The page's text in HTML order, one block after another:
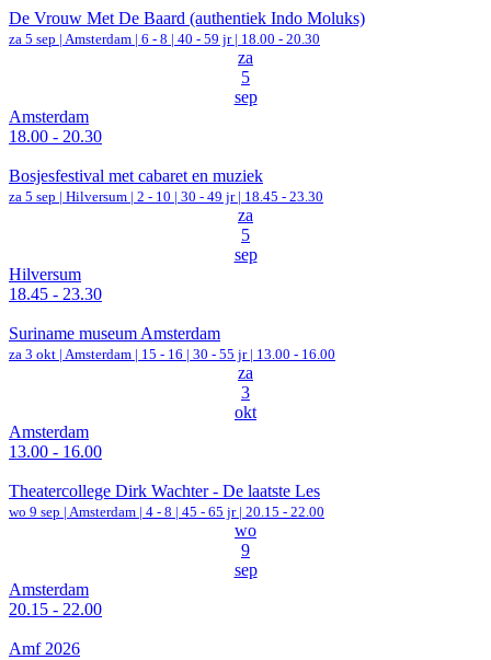
De Vrouw Met De Baard (authentiek Indo Moluks)
za 5 sep | Amsterdam | 6 - 8 | 40 - 59 jr | 18.00 - 20.30
za
5
sep
Amsterdam
18.00 - 20.30
Bosjesfestival met cabaret en muziek
za 5 sep | Hilversum | 2 - 10 | 30 - 49 jr | 18.45 - 23.30
za
5
sep
Hilversum
18.45 - 23.30
Suriname museum Amsterdam
za 3 okt | Amsterdam | 15 - 16 | 30 - 55 jr | 13.00 - 16.00
za
3
okt
Amsterdam
13.00 - 16.00
Theatercollege Dirk Wachter - De laatste Les
wo 9 sep | Amsterdam | 4 - 8 | 45 - 65 jr | 20.15 - 22.00
wo
9
sep
Amsterdam
20.15 - 22.00
Amf 2026